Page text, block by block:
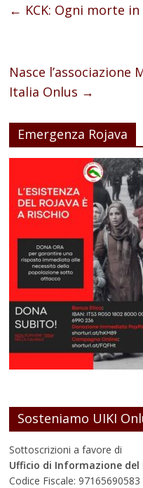
← KCK: Ogni morte
Nasce l’associazione
Italia Onlus →
Emergenza Rojava
Sosteniamo UIKI
Sottoscrizioni a favore di
Ufficio di Informazione
Codice Fiscale: 97165690583